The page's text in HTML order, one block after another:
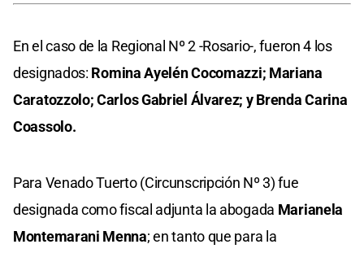
En el caso de la Regional Nº 2 -Rosario-, fueron 4 los
designados: Romina Ayelén Cocomazzi; Mariana
Caratozzolo; Carlos Gabriel Álvarez; y Brenda Carina
Coassolo.
Para Venado Tuerto (Circunscripción Nº 3) fue
designada como fiscal adjunta la abogada Marianela
Montemarani Menna; en tanto que para la